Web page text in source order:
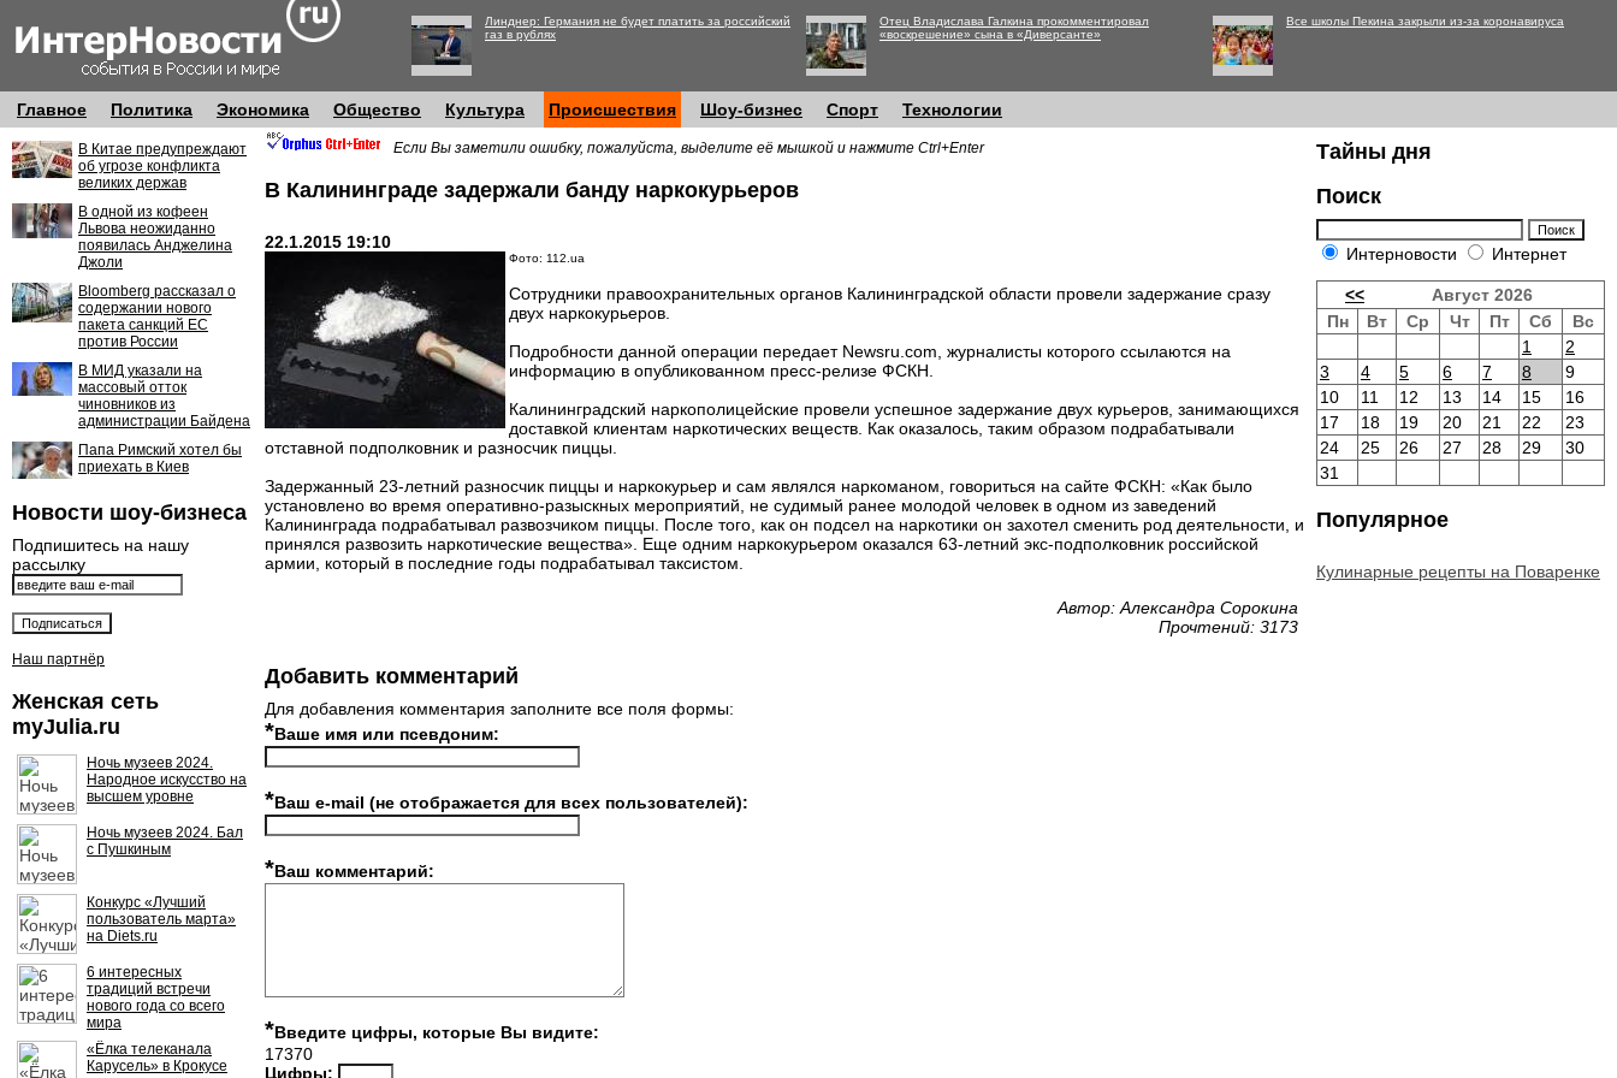
Линднер: Германия не будет платить за российский
газ в рублях
Отец Владислава Галкина прокомментировал
«воскрешение» сына в «Диверсанте»
Все школы Пекина закрыли из-за коронавируса
Главное Политика Экономика Общество Культура Происшествия Шоу-бизнес Спорт Технологии
В Китае предупреждают
об угрозе конфликта
великих держав
В одной из кофеен
Львова неожиданно
появилась Анджелина
Джоли
Bloomberg рассказал о
содержании нового
пакета санкций ЕС
против России
В МИД указали на
массовый отток
чиновников из
администрации Байдена
Папа Римский хотел бы
приехать в Киев
Новости шоу-бизнеса
Подпишитесь на нашу
рассылку
Наш партнёр
Женская сеть
myJulia.ru
Ночь музеев 2024.
Народное искусство на
высшем уровне
Ночь музеев 2024. Бал
с Пушкиным
Конкурс «Лучший
пользователь марта»
на Diets.ru
6 интересных
традиций встречи
нового года со всего
мира
«Ёлка телеканала
Карусель» в Крокусе
Если Вы заметили ошибку, пожалуйста, выделите её мышкой и нажмите Ctrl+Enter
В Калининграде задержали банду наркокурьеров
22.1.2015 19:10
Фото: 112.ua
Сотрудники правоохранительных органов Калининградской области провели задержание сразу
двух наркокурьеров.
Подробности данной операции передает Newsru.com, журналисты которого ссылаются на
информацию в опубликованном пресс-релизе ФСКН.
Калининградский наркополицейские провели успешное задержание двух курьеров, занимающихся
доставкой клиентам наркотических веществ. Как оказалось, таким образом подрабатывали
отставной подполковник и разносчик пиццы.
Задержанный 23-летний разносчик пиццы и наркокурьер и сам являлся наркоманом, говориться на сайте ФСКН: «Как было
установлено во время оперативно-разыскных мероприятий, не судимый ранее молодой человек в одном из заведений
Калининграда подрабатывал развозчиком пиццы. После того, как он подсел на наркотики он захотел сменить род деятельности, и
принялся развозить наркотические вещества». Еще одним наркокурьером оказался 63-летний экс-подполковник российской
армии, который в последние годы подрабатывал таксистом.
Автор: Александра Сорокина
Прочтений: 3173
Добавить комментарий
Для добавления комментария заполните все поля формы:
*Ваше имя или псевдоним:
*Ваш e-mail (не отображается для всех пользователей):
*Ваш комментарий:
*Введите цифры, которые Вы видите:
17370
Цифры:
Тайны дня
Поиск
Интерновости Интернет
<<
Август 2026
Пн
Вт Ср Чт Пт Сб
Вс
1
2
3
4 5 6 7 8
9
10
11 12 13 14 15
16
17
18 19 20 21 22
23
24
25 26 27 28 29
30
31
Популярное
Кулинарные рецепты на Поваренке